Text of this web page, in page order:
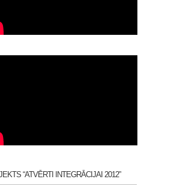
“ATVĒRTI INTEGRĀCIJAI 2012”